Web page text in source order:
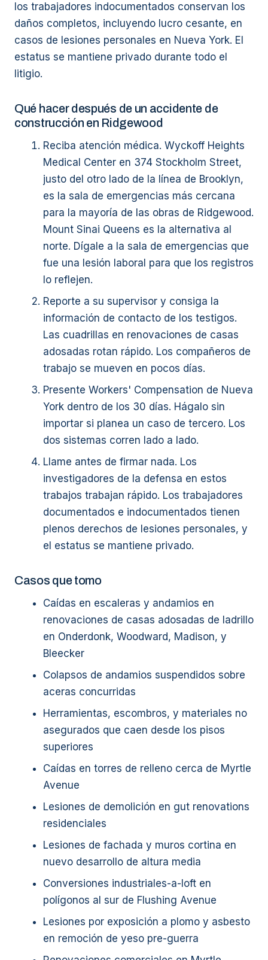
los trabajadores indocumentados conservan los
daños completos, incluyendo lucro cesante, en
casos de lesiones personales en Nueva York. El
estatus se mantiene privado durante todo el
litigio.
Qué hacer después de un accidente de
construcción en Ridgewood
Reciba atención médica. Wyckoff Heights
Medical Center en 374 Stockholm Street,
justo del otro lado de la línea de Brooklyn,
es la sala de emergencias más cercana
para la mayoría de las obras de Ridgewood.
Mount Sinai Queens es la alternativa al
norte. Dígale a la sala de emergencias que
fue una lesión laboral para que los registros
lo reflejen.
Reporte a su supervisor y consiga la
información de contacto de los testigos.
Las cuadrillas en renovaciones de casas
adosadas rotan rápido. Los compañeros de
trabajo se mueven en pocos días.
Presente Workers' Compensation de Nueva
York dentro de los 30 días. Hágalo sin
importar si planea un caso de tercero. Los
dos sistemas corren lado a lado.
Llame antes de firmar nada. Los
investigadores de la defensa en estos
trabajos trabajan rápido. Los trabajadores
documentados e indocumentados tienen
plenos derechos de lesiones personales, y
el estatus se mantiene privado.
Casos que tomo
Caídas en escaleras y andamios en
renovaciones de casas adosadas de ladrillo
en Onderdonk, Woodward, Madison, y
Bleecker
Colapsos de andamios suspendidos sobre
aceras concurridas
Herramientas, escombros, y materiales no
asegurados que caen desde los pisos
superiores
Caídas en torres de relleno cerca de Myrtle
Avenue
Lesiones de demolición en gut renovations
residenciales
Lesiones de fachada y muros cortina en
nuevo desarrollo de altura media
Conversiones industriales-a-loft en
polígonos al sur de Flushing Avenue
Lesiones por exposición a plomo y asbesto
en remoción de yeso pre-guerra